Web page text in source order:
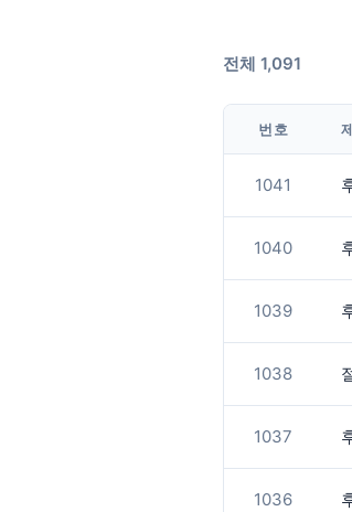
전체 1,091
번호
1041
1040
1039
1038
1037
1036